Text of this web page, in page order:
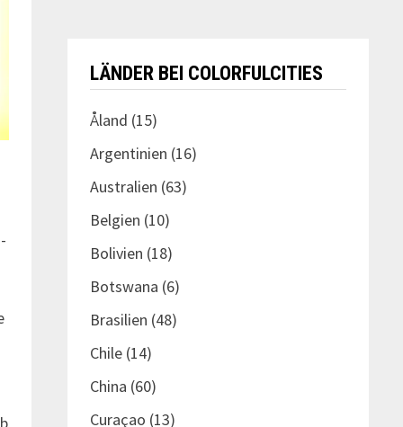
LÄNDER BEI COLORFULCITIES
Åland (15)
Argentinien (16)
Australien (63)
Belgien (10)
Bolivien (18)
Botswana (6)
Brasilien (48)
Chile(14)
China (60)
Curaçao (13)